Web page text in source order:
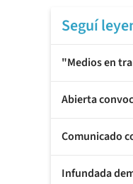
Seguí
"Medios en
Abierta
Comunicado
Infundada